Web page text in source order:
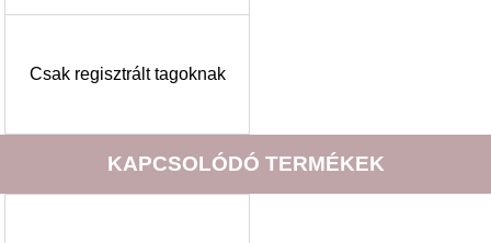
Csak regisztrált tagoknak
KAPCSOLÓDÓ TERMÉKEK